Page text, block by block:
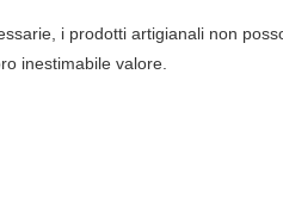
i prodotti artigianali non
inestimabile valore.